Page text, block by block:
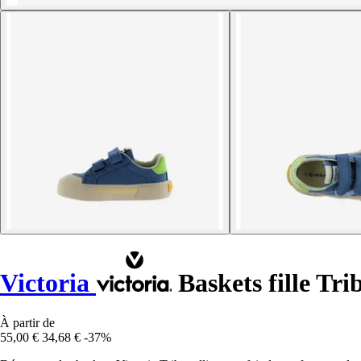
Victoria Baskets fille
À partir de
55,00 € 34,68 € -37%